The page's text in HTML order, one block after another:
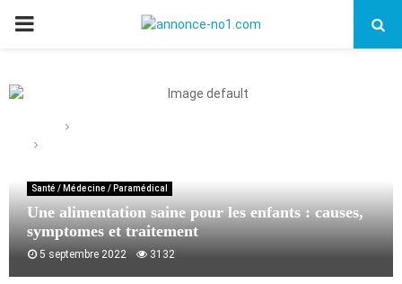
PRIMARY
Santé / Médecine / Paramédical
Une alimentation saine pour les enfants : causes,
symptomes et traitement
5 septembre 2022 3132